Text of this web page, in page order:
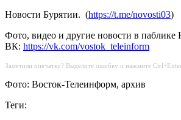
Новости Бурятии. (https://t.me/novosti03)
Фото, видео и другие новости в паблике
ВК: https://vk.com/vostok_teleinform
Заметили опечатку? Выделите ошибку и нажмите
Фото: Восток-Телеинформ, архив
Теги: